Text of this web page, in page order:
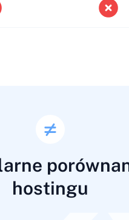
hostingu